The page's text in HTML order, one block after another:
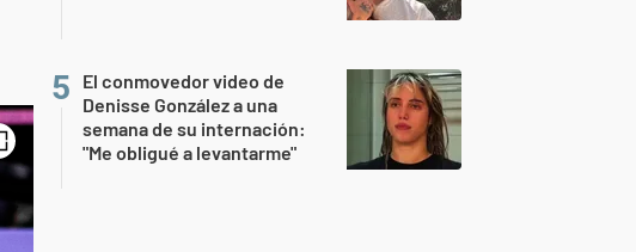
El conmovedor video de
Denisse González a una
semana de su internación:
"Me obligué a levantarme"